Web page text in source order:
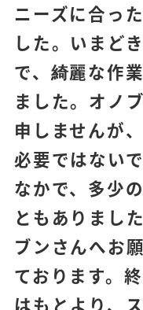
ニーズに合っ
した。いまど
で、綺麗な作
ました。オノ
申しませんが
必要ではない
なかで、多少
ともありまし
ブンさんへお
ております。
はもとより、